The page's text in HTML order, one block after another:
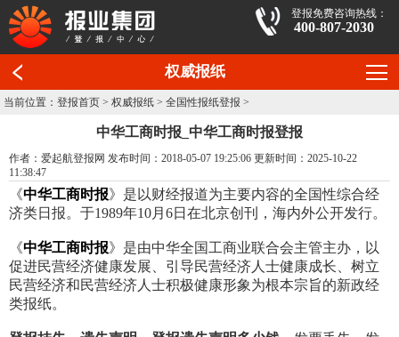
登报免费咨询热线：
400-807-2030
权威报纸
当前位置：登报首页 >权威报纸 >全国性报纸登报 >
中华工商时报_中华工商时报登报
作者：爱起航登报网 发布时间：2018-05-07 19:25:06 更新时间：2025-10-22
11:38:47
《中华工商时报》是以财经报道为主要内容的全国性综合经
济类日报。于1989年10月6日在北京创刊，海内外公开发行。
《中华工商时报》是由中华全国工商业联合会主管主办，以
促进民营经济健康发展、引导民营经济人士健康成长、树立
民营经济和民营经济人士积极健康形象为根本宗旨的新政经
类报纸。